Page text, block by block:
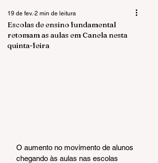
Escolas de ensino fundamental
retomam as aulas em Canela nesta
quinta-feira
19 de fev. 2 min de leitura
O aumento no movimento de alunos
chegando às aulas nas escolas